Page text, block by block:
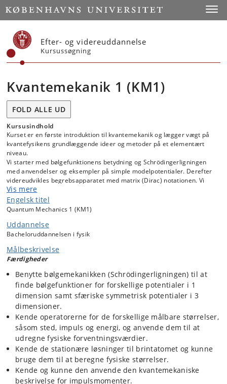
Start
Efter- og videreuddannelse
Kursussøgning
Kvantemekanik 1 (KM1)
FOLD ALLE UD
Kursusindhold
Kurset er en første introduktion til kvantemekanik og lægger vægt på
kvantefysikens grundlæggende ideer og metoder på et elementært
niveau.
Vi starter med bølgefunktionens betydning og Schrödingerligningen
med anvendelser og eksempler på simple modelpotentialer. Derefter
videreudvikles begrebsapparatet med matrix (Dirac) notationen. Vi
afslutter med en gennemgang af brintatomet og kvantiseringen af
impulsmoment og spin.
I laboratoriet vil vi udføre eksperimenter, der introducerer og træner
fundamentale kvantefænomener.
Vis mere
Engelsk titel
Quantum Mechanics 1 (KM1)
Uddannelse
Bacheloruddannelsen i fysik
Målbeskrivelse
Færdigheder
Benytte bølgemekanikken (Schrödingerligningen) til at
finde bølgefunktioner for forskellige potentialer i 1
dimension samt sfæriske symmetrisk potentialer i 3
dimensioner.
Kende operatorerne for de forskellige målbare størrelser,
såsom sted, impuls og energi, og anvende dem til at
udregne fysiske forventningsværdier.
Kende de stationære løsninger til brintatomet og kunne
bruge dem til at beregne fysiske størrelser.
Kende og kunne den anvende den kvantemekaniske
beskrivelse for impulsmomenter.